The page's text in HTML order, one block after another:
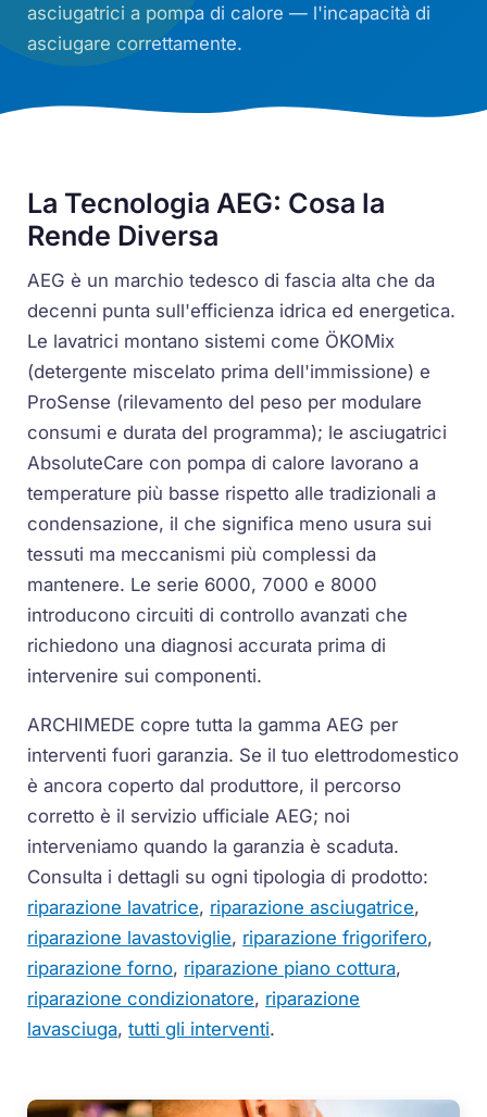
asciugatrici a pompa di calore — l'incapacità di
asciugare correttamente.
La Tecnologia AEG: Cosa la
Rende Diversa
AEG è un marchio tedesco di fascia alta che da
decenni punta sull'efficienza idrica ed energetica.
Le lavatrici montano sistemi come ÖKOMix
(detergente miscelato prima dell'immissione) e
ProSense (rilevamento del peso per modulare
consumi e durata del programma); le asciugatrici
AbsoluteCare con pompa di calore lavorano a
temperature più basse rispetto alle tradizionali a
condensazione, il che significa meno usura sui
tessuti ma meccanismi più complessi da
mantenere. Le serie 6000, 7000 e 8000
introducono circuiti di controllo avanzati che
richiedono una diagnosi accurata prima di
intervenire sui componenti.
ARCHIMEDE copre tutta la gamma AEG per
interventi fuori garanzia. Se il tuo elettrodomestico
è ancora coperto dal produttore, il percorso
corretto è il servizio ufficiale AEG; noi
interveniamo quando la garanzia è scaduta.
Consulta i dettagli su ogni tipologia di prodotto:
riparazione lavatrice, riparazione asciugatrice,
riparazione lavastoviglie, riparazione frigorifero,
riparazione forno, riparazione piano cottura,
riparazione condizionatore, riparazione
lavasciuga,tutti gli interventi.